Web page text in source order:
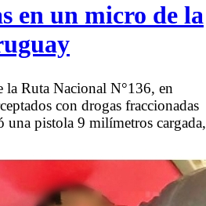
en un micro de la
la Ruta Nacional N°136, en
con drogas fraccionadas
una pistola 9 milímetros cargada,